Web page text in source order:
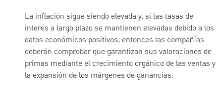
La inflación sigue siendo elevada y, si las tasas de
interés a largo plazo se mantienen elevadas debido a los
datos económicos positivos, entonces las compañías
deberán comprobar que garantizan sus valoraciones de
primas mediante el crecimiento orgánico de las ventas y
la expansión de los márgenes de ganancias.